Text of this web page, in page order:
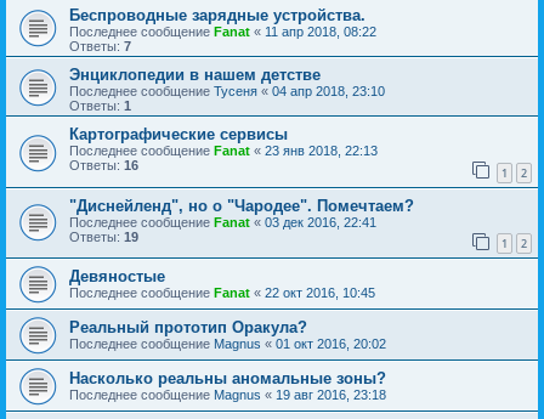
Беспроводные зарядные устройства.
Последнее сообщение Fanat « 11 апр 2018, 08:22
Ответы: 7
Энциклопедии в нашем детстве
Последнее сообщение Тусеня « 04 апр 2018, 23:10
Ответы: 1
Картографические сервисы
Последнее сообщение Fanat « 23 янв 2018, 22:13
Ответы: 16 1 2
"Диснейленд", но о "Чародее". Помечтаем?
Последнее сообщение Fanat « 03 дек 2016, 22:41
Ответы: 19 1 2
Девяностые
Последнее сообщение Fanat « 22 окт 2016, 10:45
Реальный прототип Оракула?
Последнее сообщение Magnus « 01 окт 2016, 20:02
Насколько реальны аномальные зоны?
Последнее сообщение Magnus « 19 авг 2016, 23:18